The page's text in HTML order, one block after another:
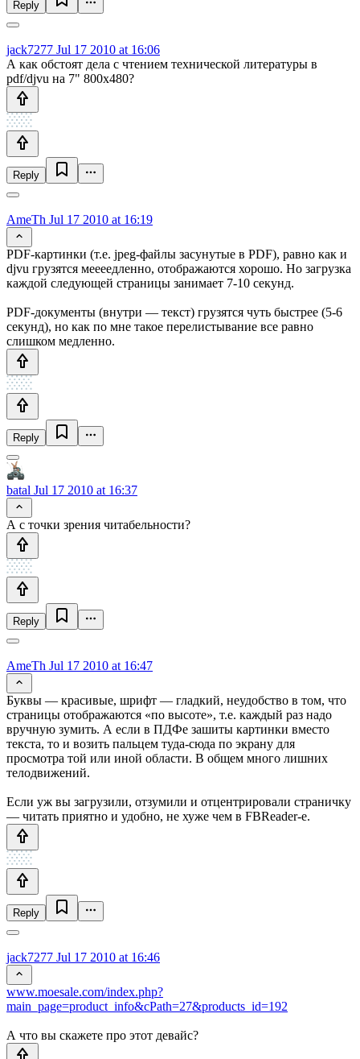
Reply
jack7277 Jul 17 2010 at 16:06
А как обстоят дела с чтением технической литературы в
pdf/djvu на 7" 800х480?
Reply
AmeTh Jul 17 2010 at 16:19
PDF-картинки (т.е. jpeg-файлы засунутые в PDF), равно как и
djvu грузятся меееедленно, отображаются хорошо. Но загрузка
каждой следующей страницы занимает 7-10 секунд.
PDF-документы (внутри — текст) грузятся чуть быстрее (5-6
секунд), но как по мне такое перелистывание все равно
слишком медленно.
Reply
batal Jul 17 2010 at 16:37
А с точки зрения читабельности?
Reply
AmeTh Jul 17 2010 at 16:47
Буквы — красивые, шрифт — гладкий, неудобство в том, что
страницы отображаются «по высоте», т.е. каждый раз надо
вручную зумить. А если в ПДФе зашиты картинки вместо
текста, то и возить пальцем туда-сюда по экрану для
просмотра той или иной области. В общем много лишних
телодвижений.
Если уж вы загрузили, отзумили и отцентрировали страничку
— читать приятно и удобно, не хуже чем в FBReader-е.
Reply
jack7277 Jul 17 2010 at 16:46
www.moesale.com/index.php?
main_page=product_info&cPath=27&products_id=192
А что вы скажете про этот девайс?